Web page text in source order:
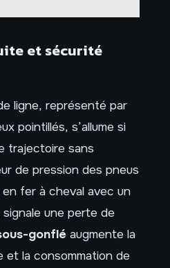
et sécurité
ligne, représenté par
pointillés, s’allume si
trajectoire sans
de pression des pneus
fer à cheval avec un
signale une perte de
gonflé augmente la
et la consommation de